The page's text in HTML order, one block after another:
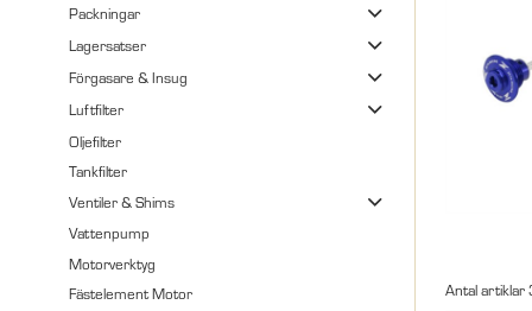
Packningar
Lagersatser
Förgasare & Insug
Luftfilter
Oljefilter
Tankfilter
Ventiler & Shims
Vattenpump
Motorverktyg
Fästelement Motor
Antal artiklar